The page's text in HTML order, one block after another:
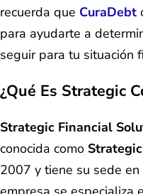
recuerda que CuraDebt
para ayudarte a
seguir para tu situación
¿Qué Es Strategic
Strategic Financial
conocida como
2007 y tiene su sede